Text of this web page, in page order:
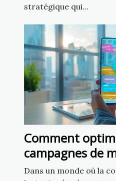
stratégique qui...
Comment
campagnes de
SMS pour un
Dans un monde où la